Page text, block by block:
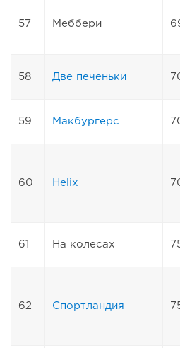
57 Меббери
58 Две печеньки
59 Макбургерс
60 Helix
61 На колесах
62 Спортландия